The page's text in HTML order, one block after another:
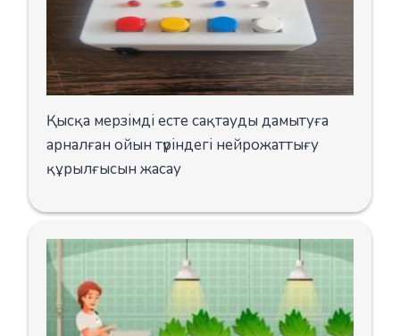
Қысқа мерзімді есте сақтауды дамытуға
арналған ойын түріндегі нейрожаттығу
құрылғысын жасау